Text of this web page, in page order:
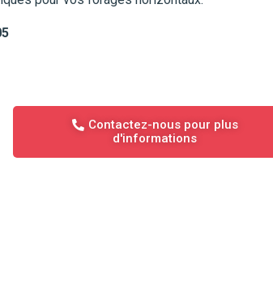
Contactez-nous pour plus
d'informations